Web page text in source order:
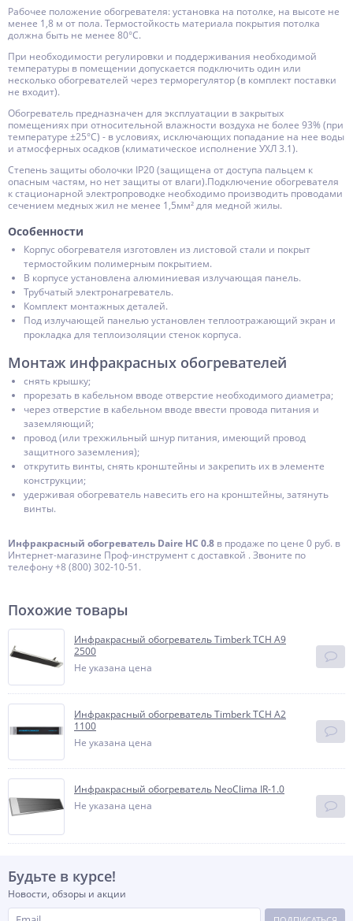
Рабочее положение обогревателя: установка на потолке, на высоте не
менее 1,8 м от пола. Термостойкость материала покрытия потолка
должна быть не менее 80°С.
При необходимости регулировки и поддерживания необходимой
температуры в помещении допускается подключить один или
несколько обогревателей через терморегулятор (в комплект поставки
не входит).
Обогреватель предназначен для эксплуатации в закрытых
помещениях при относительной влажности воздуха не более 93% (при
температуре ±25°С) - в условиях, исключающих попадание на нее воды
и атмосферных осадков (климатическое исполнение УХЛ 3.1).
Степень защиты оболочки IP20 (защищена от доступа пальцем к
опасным частям, но нет защиты от влаги).Подключение обогревателя
к стационарной электропроводке необходимо производить проводами
сечением медных жил не менее 1,5мм² для медной жилы.
Особенности
Корпус обогревателя изготовлен из листовой стали и покрыт
термостойким полимерным покрытием.
В корпусе установлена алюминиевая излучающая панель.
Трубчатый электронагреватель.
Комплект монтажных деталей.
Под излучающей панелью установлен теплоотражающий экран и
прокладка для теплоизоляции стенок корпуса.
Монтаж инфракрасных обогревателей
снять крышку;
прорезать в кабельном вводе отверстие необходимого диаметра;
через отверстие в кабельном вводе ввести провода питания и
заземляющий;
провод (или трехжильный шнур питания, имеющий провод
защитного заземления);
открутить винты, снять кронштейны и закрепить их в элементе
конструкции;
удерживая обогреватель навесить его на кронштейны, затянуть
винты.
Инфракрасный обогреватель Daire НС 0.8 в продаже по цене 0 руб. в
Интернет-магазине Проф-инструмент с доставкой . Звоните по
телефону +8 (800) 302-10-51.
Похожие товары
Инфракрасный обогреватель Timberk TCH A9
2500
Не указана цена
Инфракрасный обогреватель Timberk TCH A2
1100
Не указана цена
Инфракрасный обогреватель NeoClima IR-1.0
Не указана цена
Будьте в курсе!
Новости, обзоры и акции